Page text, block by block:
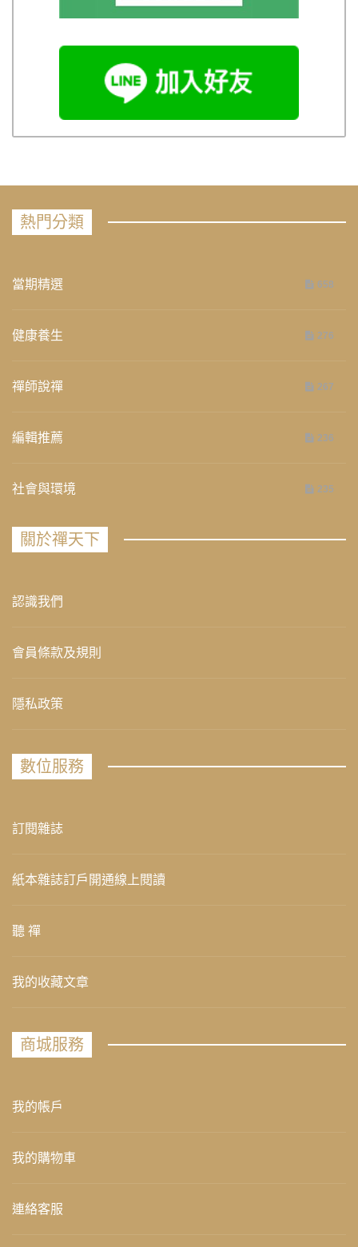
熱門分類
當期精選 658
健康養生 276
禪師說禪 267
編輯推薦 236
社會與環境 235
關於禪天下
認識我們
會員條款及規則
隱私政策
數位服務
訂閱雜誌
紙本雜誌訂戶開通線上閱讀
聽 禪
我的收藏文章
商城服務
我的帳戶
我的購物車
連絡客服